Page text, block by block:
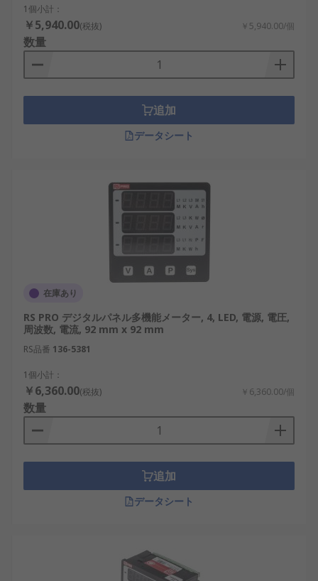
寸法と取付方法：48×24 mm、72×36 mm、
96×48 mm、96×96 mmなどの前面寸法に加
え、パネルカット寸法、奥行き、端子位置、
取付方向も確認します。既存設備を交換する
場合は、開口寸法の一致が重要です。
電源と使用条件：AC電源、DC 12 V、DC 24
V、ループ電源、前面の防じん・防水性能、動
作温度などを確認します。通販で購入する際
多機能パネルメータのメー
多機能パネルメータは、計測機器や制御機器を扱う
各メーカーから販売されています。
RS PRO：電圧、電流、周波数、回転数、稼働
時間などの測定に対応する、LCDまたはLED表
示の多機能パネルメータを展開しています。
Endress+Hauser：4~20 mA、電圧、測温抵抗
体、熱電対などの入力に対応し、プロセス値
の表示や監視に使用するパネル取付型プロセ
スメータを提供しています。
Trumeter：電圧、電流、電力、周波数、温
度、回転数などを測定できる、設定可能なデ
ジタルパネルメータやカウンタを扱っていま
す。
開し、表示、判定、警報出力が必要な設備で
使用されています。
1個小計：
￥5,940.00(税抜) ￥5,940.00/個
数量
追加
データシート
在庫あり
RS PRO デジタルパネル多機能メーター, 4, LED, 電源, 電圧,
周波数, 電流, 92 mm x 92 mm
RS品番 136-5381
1個小計：
￥6,360.00(税抜) ￥6,360.00/個
数量
追加
データシート